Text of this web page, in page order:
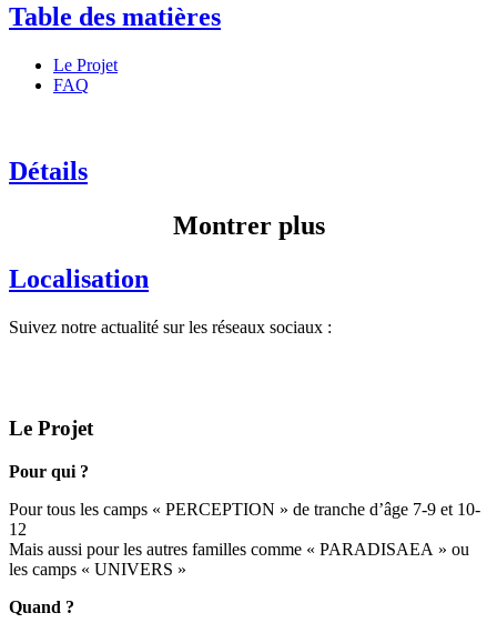
Table des matières
Le Projet
FAQ
Détails
Montrer plus
Localisation
Suivez notre actualité sur les réseaux sociaux :
Le Projet
Pour qui ?
Pour tous les camps « PERCEPTION » de tranche d’âge 7-9 et 10-
12
Mais aussi pour les autres familles comme « PARADISAEA » ou
les camps « UNIVERS »
Quand ?